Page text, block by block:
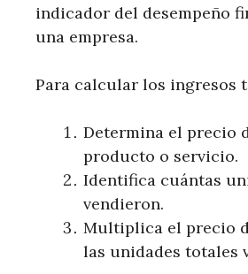
indicador del desempeño
una empresa.
Para calcular los ingresos
Determina el precio
producto o servicio.
Identifica cuántas
vendieron.
Multiplica el precio
las unidades totales